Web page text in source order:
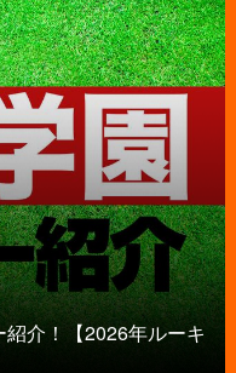
介！【2026年ルーキ